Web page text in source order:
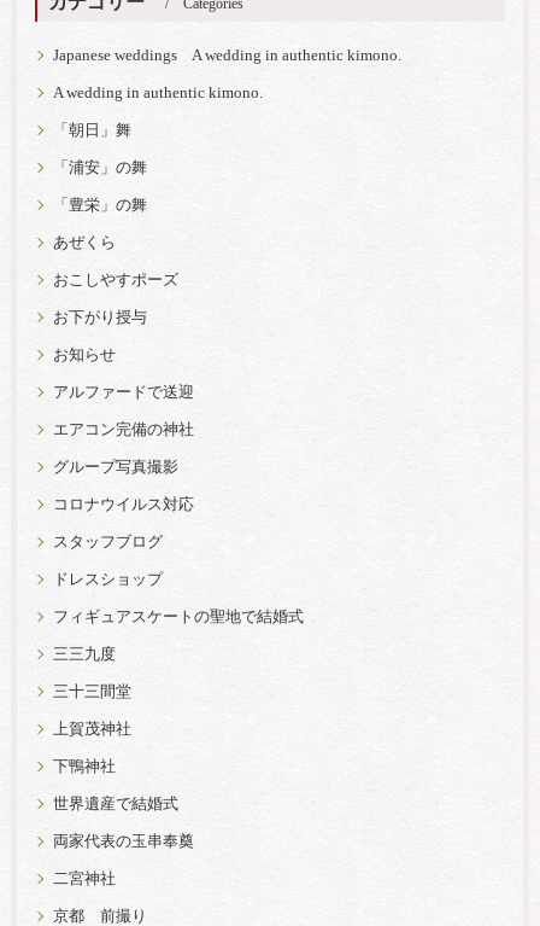
Categories
Japanese weddings A wedding in authentic kimono.
A wedding in authentic kimono.
「朝日」舞
「浦安」の舞
「豊栄」の舞
あぜくら
おこしやすポーズ
お下がり授与
お知らせ
アルファードで送迎
エアコン完備の神社
グループ写真撮影
コロナウイルス対応
スタッフブログ
ドレスショップ
フィギュアスケートの聖地で結婚式
三三九度
三十三間堂
上賀茂神社
下鴨神社
世界遺産で結婚式
両家代表の玉串奉奠
二宮神社
京都 前撮り